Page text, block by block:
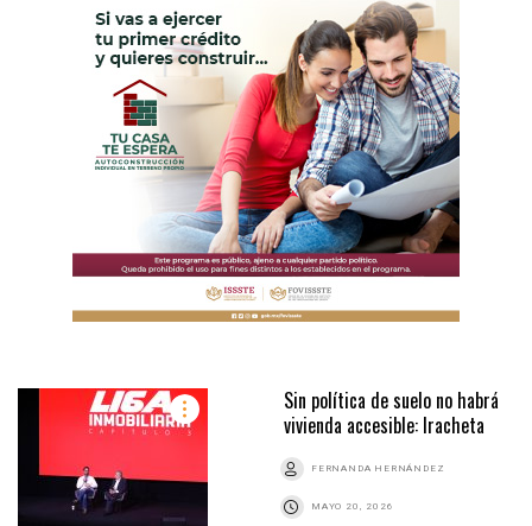
Sin política de suelo no habrá
vivienda accesible: Iracheta
FERNANDA HERNÁNDEZ
MAYO 20, 2026